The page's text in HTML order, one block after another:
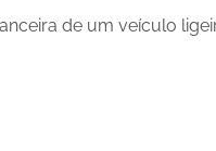
de um veículo